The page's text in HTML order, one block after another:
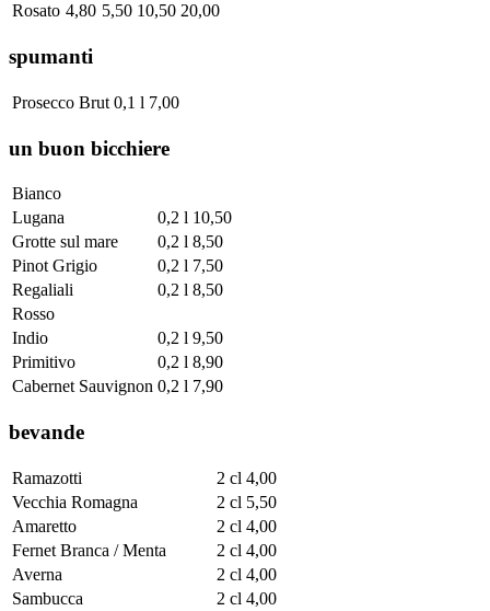
Rosato 4,80 5,50 10,50 20,00
spumanti
Prosecco Brut 0,1 l 7,00
un buon bicchiere
Bianco
Lugana
0,2 l 10,50
Grotte sul mare
0,2 l 8,50
Pinot Grigio
0,2 l 7,50
Regaliali
0,2 l 8,50
Rosso
Indio
0,2 l 9,50
Primitivo
0,2 l 8,90
Cabernet Sauvignon 0,2 l 7,90
bevande
Ramazotti 2 cl 4,00
Vecchia Romagna
2 cl 5,50
Amaretto
2 cl 4,00
Fernet Branca / Menta
2 cl 4,00
Averna
2 cl 4,00
Sambucca
2 cl 4,00